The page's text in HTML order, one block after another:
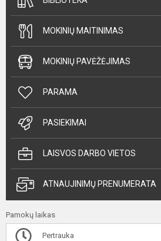
MOKINIŲ MAITINIMAS
MOKINIŲ PAVĖŽĖJIMAS
PARAMA
PASIEKIMAI
LAISVOS DARBO VIETOS
ATNAUJINIMŲ PRENUMERATA
Pamokų laikas
Pertrauka